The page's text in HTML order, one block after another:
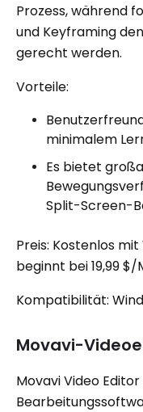
Prozess, während
und Keyframing
gerecht werden.
Vorteile:
minimalem
Es bietet
Split-Screen-
Preis: Kostenlos
beginnt bei 19,99
Kompatibilität:
Movavi-
Movavi Video